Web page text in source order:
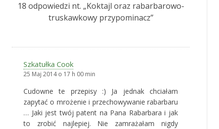
18 odpowiedzi nt. „Koktajl oraz rabarbarowo-
truskawkowy przypominacz”
Szkatułka Cook
25 Maj 2014 o 17 h 00 min
Cudowne te przepisy :) Ja jednak chciałam
zapytać o mrożenie i przechowywanie rabarbaru
… Jaki jest twój patent na Pana Rabarbara i jak
to zrobić najlepiej. Nie zamrażałam nigdy